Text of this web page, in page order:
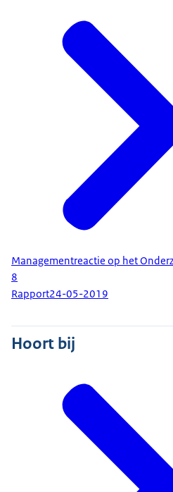
Managementreactie op het
8
Rapport24-05-2019
Hoort bij